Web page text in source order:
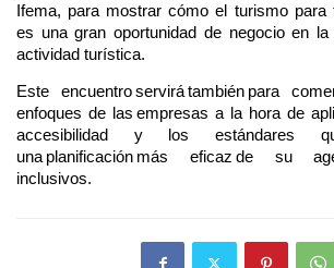
Ifema, para mostrar cómo el turismo para
es una gran oportunidad de negocio en
actividad turística.
Este encuentro servirá también para
enfoques de las empresas a la hora de
accesibilidad y los estándares
una planificación más eficaz de su
inclusivos.